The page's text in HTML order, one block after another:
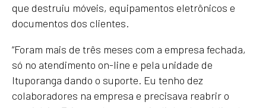
que destruiu móveis, equipamentos eletrônicos e
documentos dos clientes.
“Foram mais de três meses com a empresa fechada,
só no atendimento on-line e pela unidade de
Ituporanga dando o suporte. Eu tenho dez
colaboradores na empresa e precisava reabrir o